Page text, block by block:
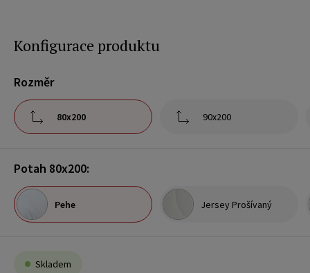
Konfigurace produktu
Rozměr
80x200 90x200
Potah 80x200:
Pehe Jersey Prošívaný
Skladem